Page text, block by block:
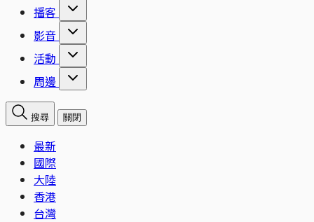
播客
影音
活動
周邊
搜尋 關閉
最新
國際
大陸
香港
台灣